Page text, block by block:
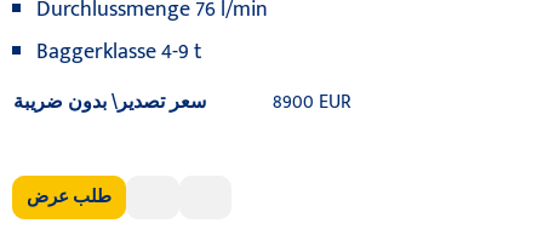
Durchlussmenge 76 l/min
Baggerklasse 4-9 t
سعر تصدير\ بدون ضريبة 8900 EUR
طلب عرض